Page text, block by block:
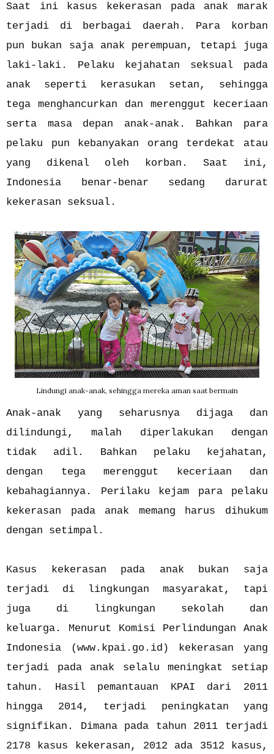
Saat ini kasus kekerasan pada anak marak
terjadi di berbagai daerah. Para korban
pun bukan saja anak perempuan, tetapi juga
laki-laki. Pelaku kejahatan seksual pada
anak seperti kerasukan setan, sehingga
tega menghancurkan dan merenggut keceriaan
serta masa depan anak-anak. Bahkan para
pelaku pun kebanyakan orang terdekat atau
yang dikenal oleh korban. Saat ini,
Indonesia benar-benar sedang darurat
kekerasan seksual.
Lindungi anak-anak, sehingga mereka aman saat bermain
Anak-anak yang seharusnya dijaga dan
dilindungi, malah diperlakukan dengan
tidak adil. Bahkan pelaku kejahatan,
dengan tega merenggut keceriaan dan
kebahagiannya. Perilaku kejam para pelaku
kekerasan pada anak memang harus dihukum
dengan setimpal.
Kasus kekerasan pada anak bukan saja
terjadi di lingkungan masyarakat, tapi
juga di lingkungan sekolah dan
keluarga. Menurut Komisi Perlindungan Anak
Indonesia (www.kpai.go.id) kekerasan yang
terjadi pada anak selalu meningkat setiap
tahun. Hasil pemantauan KPAI dari 2011
hingga 2014, terjadi peningkatan yang
signifikan. Dimana pada tahun 2011 terjadi
2178 kasus kekerasan, 2012 ada 3512 kasus,